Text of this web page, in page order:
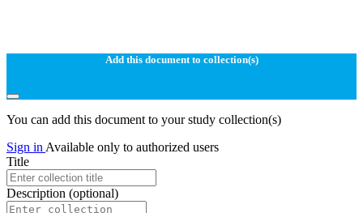
Add this document to collection(s)
You can add this document to your study collection(s)
Sign in Available only to authorized users
Title
Description (optional)